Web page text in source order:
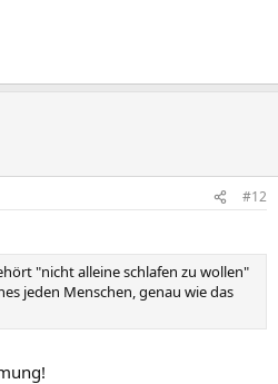
#12
"nicht alleine schlafen zu wollen"
jeden Menschen, genau wie das